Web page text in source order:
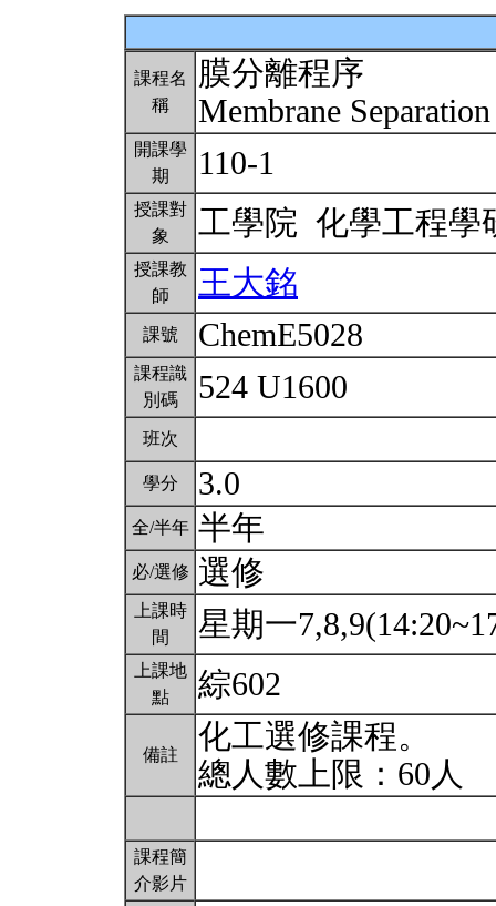
課程名
稱
膜分離程序
Membrane
開課學
期
110-1
授課對
象
工學院 化學工程
授課教
師
王大銘
課號 ChemE5028
課程識
別碼
524 U1600
班次
學分 3.0
全/半年 半年
必/選修 選修
上課時
間
星期一
上課地
點
綜602
備註
化工選修課程。
總人數上限：60人
課程簡
介影片